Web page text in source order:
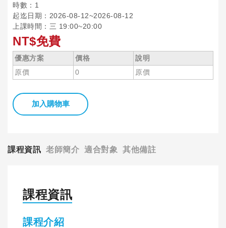
時數：1
起迄日期：2026-08-12~2026-08-12
上課時間：三 19:00~20:00
NT$免費
優惠方案 價格
說明
原價
0 原價
加入購物車
課程資訊 老師簡介 適合對象 其他備註
課程資訊
課程介紹